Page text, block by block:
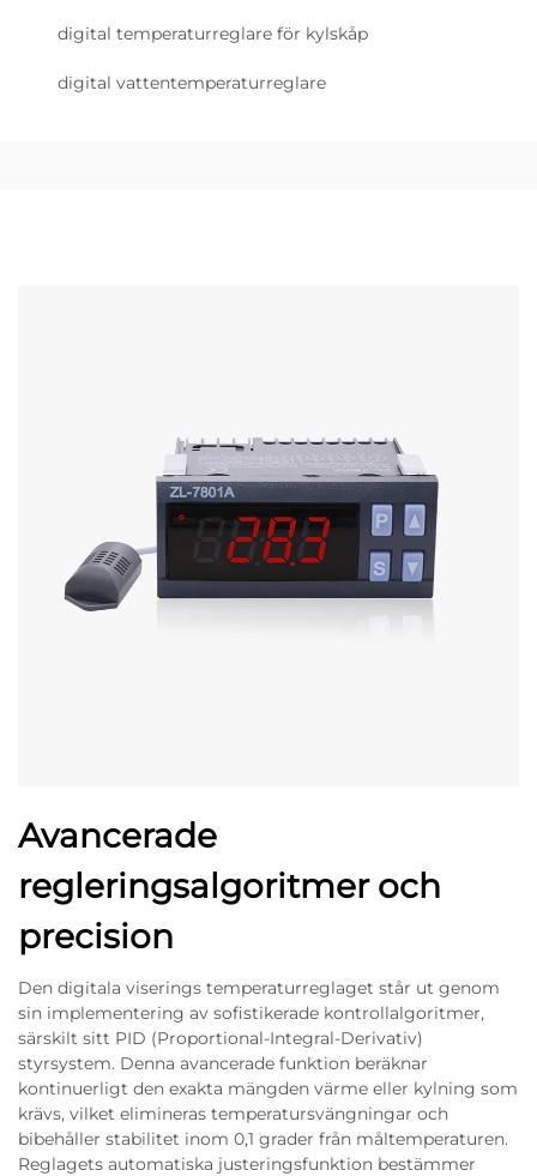
digital temperaturreglare för kylskåp
digital vattentemperaturreglare
Avancerade
regleringsalgoritmer och
precision
Den digitala viserings temperaturreglaget står ut genom
sin implementering av sofistikerade kontrollalgoritmer,
särskilt sitt PID (Proportional-Integral-Derivativ)
styrsystem. Denna avancerade funktion beräknar
kontinuerligt den exakta mängden värme eller kylning som
krävs, vilket elimineras temperatursvängningar och
bibehåller stabilitet inom 0,1 grader från måltemperaturen.
Reglagets automatiska justeringsfunktion bestämmer